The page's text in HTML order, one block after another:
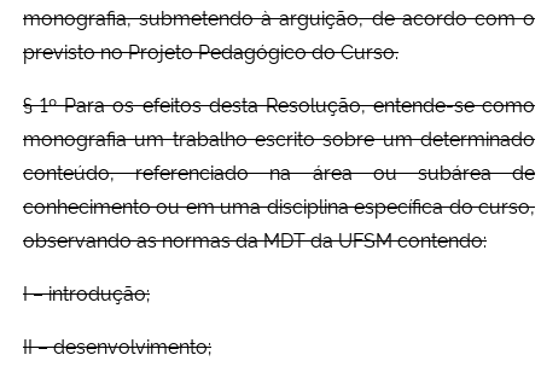
monografia, submetendo à arguição, de acordo com o
previsto no Projeto Pedagógico do Curso.
§ 1º Para os efeitos desta Resolução, entende-se como
monografia um trabalho escrito sobre um determinado
conteúdo, referenciado na área ou subárea de
conhecimento ou em uma disciplina específica do curso,
observando as normas da MDT da UFSM contendo:
I – introdução;
II – desenvolvimento;